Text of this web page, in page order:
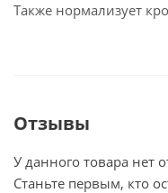
Также нормализует
Отзывы
У данного товара нет
Станьте первым, кто